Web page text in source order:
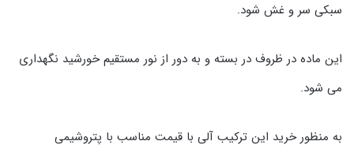
سبکی سر و غش شود.
این ماده در ظروف در بسته و به دور از نور مستقیم خورشید نگهداری
می شود.
به منظور خرید این ترکیب آلی با قیمت مناسب با پتروشیمی